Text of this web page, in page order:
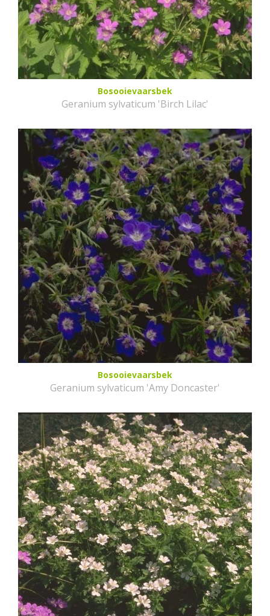
Bosooievaarsbek
Geranium sylvaticum 'Birch Lilac'
Bosooievaarsbek
Geranium sylvaticum 'Amy Doncaster'